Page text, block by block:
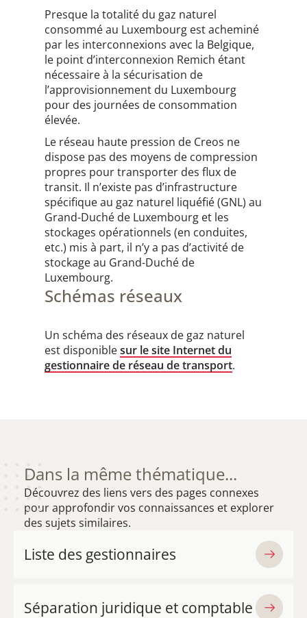
Presque la totalité du gaz naturel
consommé au Luxembourg est acheminé
par les interconnexions avec la Belgique,
le point d’interconnexion Remich étant
nécessaire à la sécurisation de
l’approvisionnement du Luxembourg
pour des journées de consommation
élevée.
Le réseau haute pression de Creos ne
dispose pas des moyens de compression
propres pour transporter des flux de
transit. Il n’existe pas d’infrastructure
spécifique au gaz naturel liquéfié (GNL) au
Grand-Duché de Luxembourg et les
stockages opérationnels (en conduites,
etc.) mis à part, il n’y a pas d’activité de
stockage au Grand-Duché de
Luxembourg.
Schémas réseaux
Un schéma des réseaux de gaz naturel
est disponiblesur le site Internet du
gestionnaire de réseau de transport.
Dans la même thématique...
Découvrez des liens vers des pages connexes
pour approfondir vos connaissances et explorer
des sujets similaires.
Liste des gestionnaires
Séparation juridique et comptable